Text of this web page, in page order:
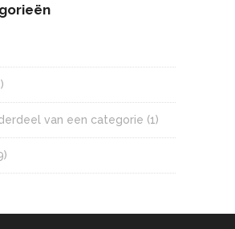
van een categorie (1)